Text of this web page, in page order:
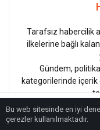
Tarafsız habercilik
ilkelerine bağlı
Gündem,
kategorilerinde içerik
Okuyucu güvenini ön
ilkesiyle
Bu web sitesinde en iyi
çerezler kullanılmaktadır.
Anasayfa